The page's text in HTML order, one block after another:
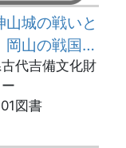
山城の戦いと
山の戦国争
第２巻
代吉備文化財
図書